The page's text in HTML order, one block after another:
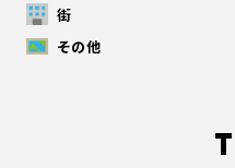
街
その他